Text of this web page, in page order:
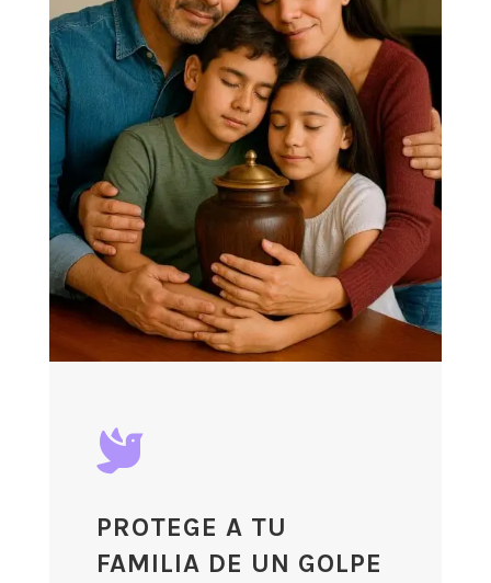

PROTEGE A TU
FAMILIA DE UN GOLPE